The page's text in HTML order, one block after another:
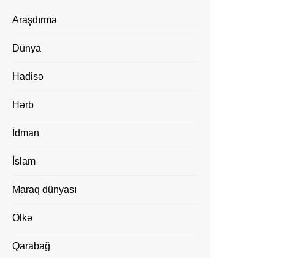
Araşdırma
Dünya
Hadisə
Hərb
İdman
İslam
Maraq dünyası
Ölkə
Qarabağ